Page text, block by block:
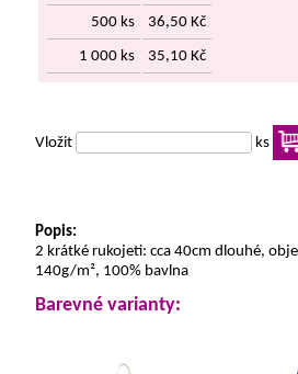
500 ks 36,50 Kč
1 000 ks 35,10 Kč
Vložit ks
Popis:
2 krátké rukojeti: cca 40cm dlouhé,
140g/m², 100% bavlna
Barevné varianty: